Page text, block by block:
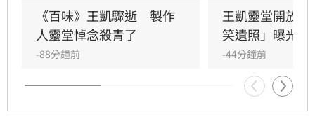
助，演藝圈大姐大邱瓈寬展現義氣，主動承擔治
喪事宜並指派Jeff全程留守，陪伴王凱走完人生
最後一程。這場深厚的兄弟情誼與邱瓈寬的溫暖
義舉，成為家屬在面臨驟變時最堅強的後盾，各
界也紛紛對這
《百味》王凱驟逝　製作
人靈堂悼念殺青了
-88分鐘前
王凱靈堂開放
笑遺照」曝光
-44分鐘前